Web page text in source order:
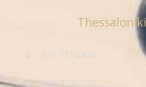
Thessaloniki
231 1114 476
698 7530 646